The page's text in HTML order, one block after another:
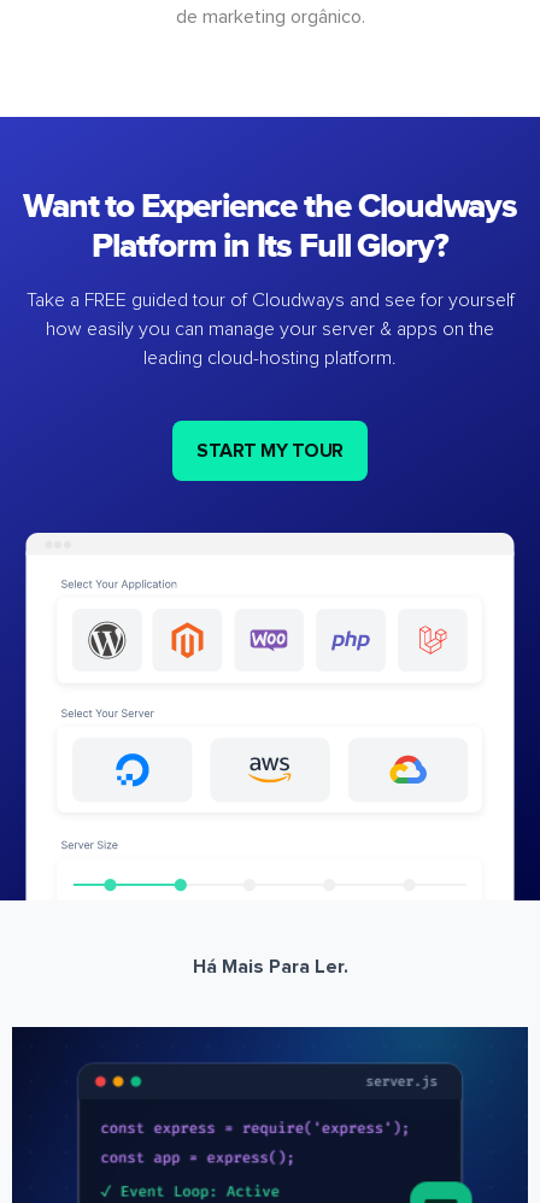
de marketing orgânico.
Want to Experience the Cloudways
Platform in Its Full Glory?
Take a FREE guided tour of Cloudways and see for yourself
how easily you can manage your server & apps on the
leading cloud-hosting platform.
START MY TOUR
Há Mais Para Ler.